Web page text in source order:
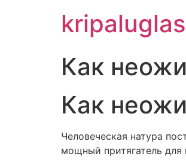
Как
Как
Человеческая натура
мощный притягатель для